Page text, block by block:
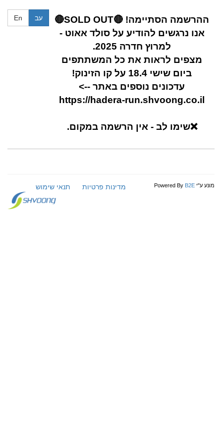
עב En
ההרשמה הסתיימה! 🔴SOLD OUT🔴
אנו נרגשים להודיע על סולד אאוט -
למרוץ חדרה 2025.
מצפים לראות את כל המשתתפים
ביום שישי 18.4 על קו הזינוק!
עדכונים נוספים באתר -->
https://hadera-run.shvoong.co.il
❌שימו לב - אין הרשמה במקום.
מונע ע"י Powered By מדינות פרטיות תנאי שימוש